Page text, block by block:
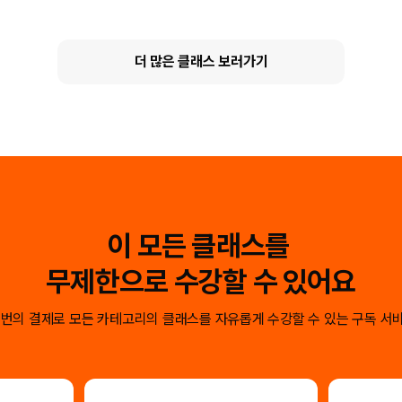
더 많은 클래스 보러가기
이 모든 클래스를
무제한으로 수강할 수 있어요
의 결제로 모든 카테고리의 클래스를 자유롭게 수강할 수 있는 구독 서